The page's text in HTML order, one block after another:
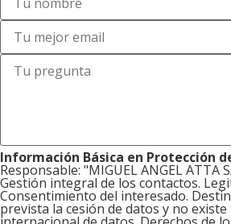
Información Básica en Protección
Responsable: "MIGUEL ANGEL ATTA
Gestión integral de los contactos.
Consentimiento del interesado.
prevista la cesión de datos y no